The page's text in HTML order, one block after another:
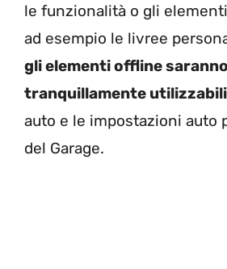
le funzionalità o gli
ad esempio le livree
gli elementi offline
tranquillamente
auto e le impostazioni auto
del Garage.